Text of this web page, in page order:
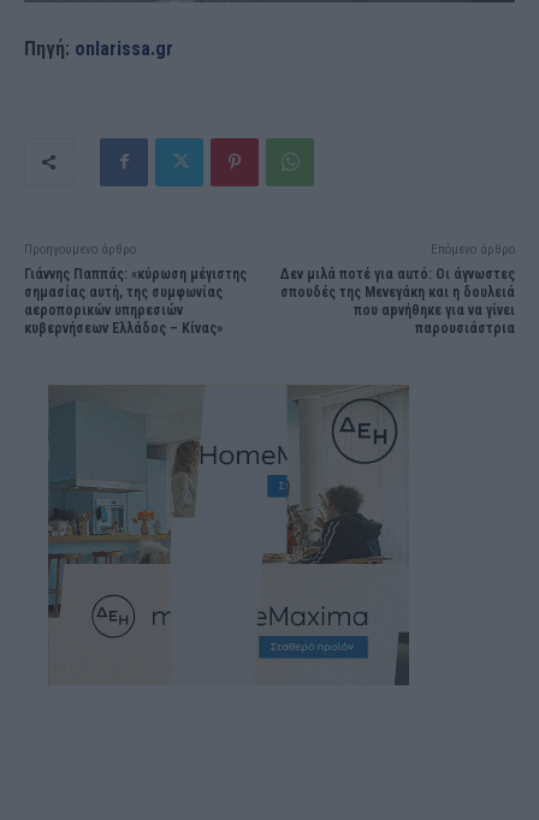
Πηγή: onlarissa.gr
Προηγούμενο άρθρο
Γιάννης Παππάς: «κύρωση μέγιστης
σημασίας αυτή, της συμφωνίας
αεροπορικών υπηρεσιών
κυβερνήσεων Ελλάδος – Κίνας»
Επόμενο άρθρο
Δεν μιλά ποτέ για αuτό: Οι άγνωστες
σπουδές της Μενεγάκη και η δουλειά
που αpνήθηκε για να γίνει
παρουσιάστρια